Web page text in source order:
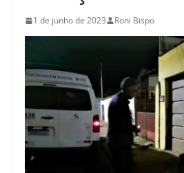
1 de junho de 2023 Roni Bispo